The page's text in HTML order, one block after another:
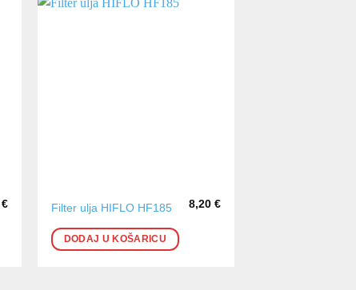
€ Filter ulja HIFLO HF185 8,20 €
DODAJ U KOŠARICU